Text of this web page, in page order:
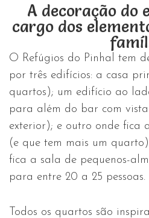
A decoração do
cargo dos
O Refúgios do Pinhal tem
por três edifícios: a casa
quartos); um edifício ao
para além do bar com
exterior); e outro onde fica
(e que tem mais um
fica a sala de pequenos-
para entre 20 a 25 pessoas.
Todos os quartos são